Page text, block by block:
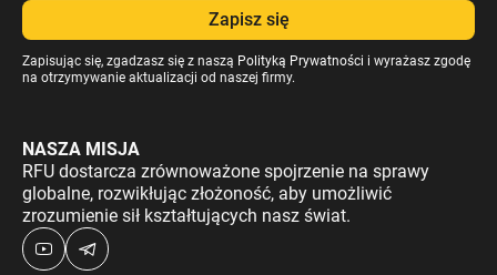
Zapisując się, zgadzasz się z naszą Polityką Prywatności i wyrażasz zgodę
na otrzymywanie aktualizacji od naszej firmy.
NASZA MISJA
RFU dostarcza zrównoważone spojrzenie na sprawy
globalne, rozwikłując złożoność, aby umożliwić
zrozumienie sił kształtujących nasz świat.